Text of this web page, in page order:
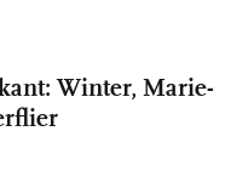
Winter, Marie-